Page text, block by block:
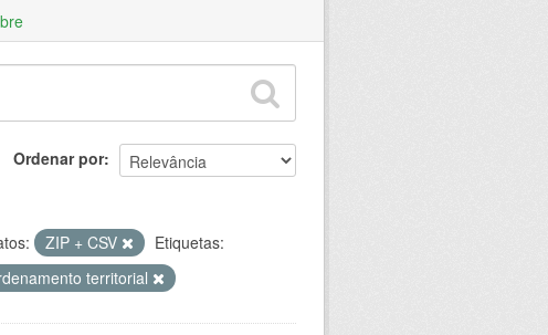
Ordenar por
ZIP + CSV
Etiquetas:
territorial